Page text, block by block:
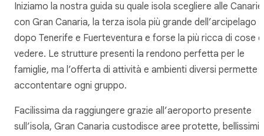
Iniziamo la nostra guida su quale isola scegliere alle Canarie
con Gran Canaria, la terza isola più grande dell’arcipelago
dopo Tenerife e Fuerteventura e forse la più ricca di cose
vedere. Le strutture presenti la rendono perfetta per le
famiglie, ma l’offerta di attività e ambienti diversi permette
accontentare ogni gruppo.
Facilissima da raggiungere grazie all’aeroporto presente
sull’isola, Gran Canaria custodisce aree protette, bellissimi